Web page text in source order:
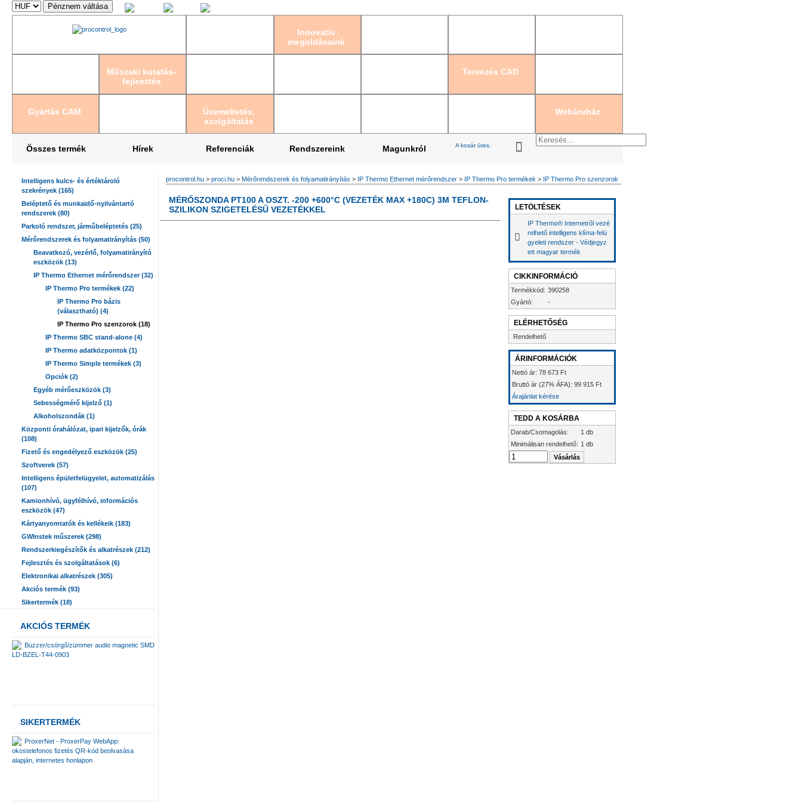
Innovatív
megoldásaink
Műszaki kutatás-
fejlesztés
Tervezés CAD
Gyártás CAM
Üzemeltetés,
szolgáltatás
Webáruház
Összes termék Hírek Referenciák Rendszereink Magunkról A kosár üres.
Intelligens kulcs- és értéktároló
szekrények (165)
Beléptető és munkaidő-nyilvántartó
rendszerek (80)
Parkoló rendszer, járműbeléptetés (25)
Mérőrendszerek és folyamatirányítás (50)
Beavatkozó, vezérlő, folyamatirányító
eszközök (13)
IP Thermo Ethernet mérőrendszer (32)
IP Thermo Pro termékek (22)
IP Thermo Pro bázis
(választható) (4)
IP Thermo Pro szenzorok (18)
IP Thermo SBC stand-alone (4)
IP Thermo adatközpontok (1)
IP Thermo Simple termékek (3)
Opciók (2)
Egyéb mérőeszközök (3)
Sebességmérő kijelző (1)
Alkoholszondák (1)
Központi órahálózat, ipari kijelzők, órák
(108)
Fizető és engedélyező eszközök (25)
Szoftverek (57)
Intelligens épületfelügyelet, automatizálás
(107)
Kamionhívó, ügyfélhívó, információs
eszközök (47)
Kártyanyomtatók és kellékeik (183)
GWInstek műszerek (298)
Rendszerkiegészítők és alkatrészek (212)
Fejlesztés és szolgáltatások (6)
Elektronikai alkatrészek (305)
Akciós termék (93)
Sikertermék (18)
AKCIÓS TERMÉK
Buzzer/csörgő/zümmer audio magnetic SMD
LD-BZEL-T44-0903
SIKERTERMÉK
ProxerNet - ProxerPay WebApp:
okostelefonos fizetés QR-kód beolvasása
alapján, internetes honlapon
procontrol.hu > proci.hu > Mérőrendszerek és folyamatirányítás > IP Thermo Ethernet mérőrendszer > IP Thermo Pro termékek > IP Thermo Pro szenzorok
MÉRŐSZONDA PT100 A OSZT. -200 +600°C (VEZETÉK MAX +180C) 3M TEFLON-
SZILIKON SZIGETELÉSŰ VEZETÉKKEL
LETÖLTÉSEK
IP Thermo® Internetről vezé
relhető intelligens klíma-felü
gyeleti rendszer - Védjegyz
ett magyar termék
CIKKINFORMÁCIÓ
Termékkód: 390258
Gyártó:
-
ELÉRHETŐSÉG
Rendelhető
ÁRINFORMÁCIÓK
Nettó ár: 78 673 Ft
Bruttó ár (27% ÁFA): 99 915 Ft
Árajánlat kérése
TEDD A KOSÁRBA
Darab/Csomagolás:
1 db
Minimálisan rendelhető: 1 db